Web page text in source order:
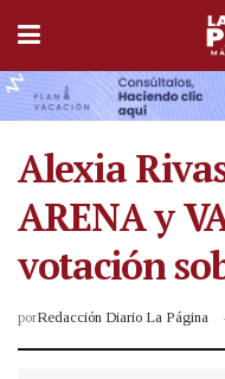
Alexia
ARENA y
votación
porRedacción Diario La Página